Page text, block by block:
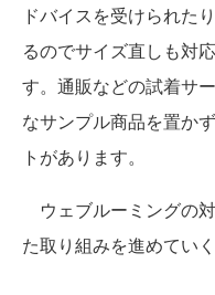
ドバイスを受けられた
るのでサイズ直しも対
す。通販などの試着サ
なサンプル商品を置か
トがあります。
ウェブルーミングの
た取り組みを進めてい